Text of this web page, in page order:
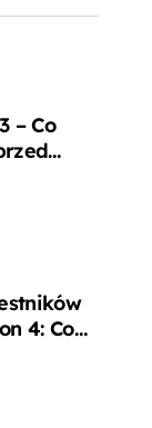
– Co
4: Co